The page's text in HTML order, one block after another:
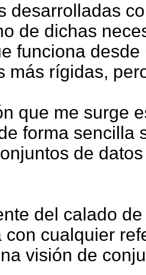
desarrolladas
de dichas
funciona
más rígidas,
que me surge
forma sencilla
de
del calado
con cualquier
visión de